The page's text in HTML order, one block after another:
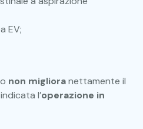
EV;
non miglioranettamente il
l’operazione in